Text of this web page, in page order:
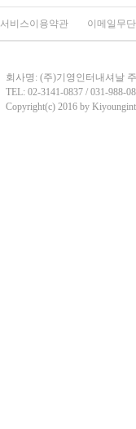
서비스이용약관 이메일무
회사명: (주)기영인터내셔날
TEL: 02-3141-0837 / 031-988-
Copyright(c) 2016 by